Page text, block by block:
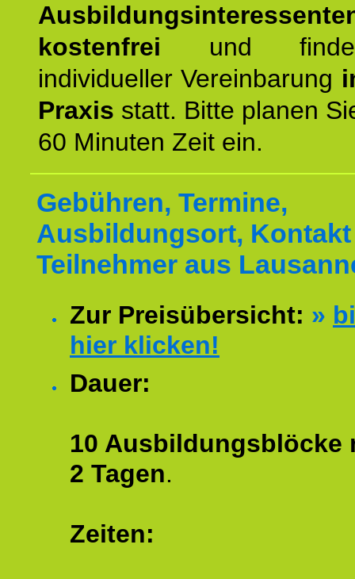
kostenfrei und
individueller Vereinbarung
Praxis statt. Bitte planen
60 Minuten Zeit ein.
Gebühren, Termine,
Ausbildungsort,
Teilnehmer aus
Zur Preisübersicht: »
hier klicken!
Dauer:
10 Ausbildungsblöcke
2 Tagen.
Zeiten: